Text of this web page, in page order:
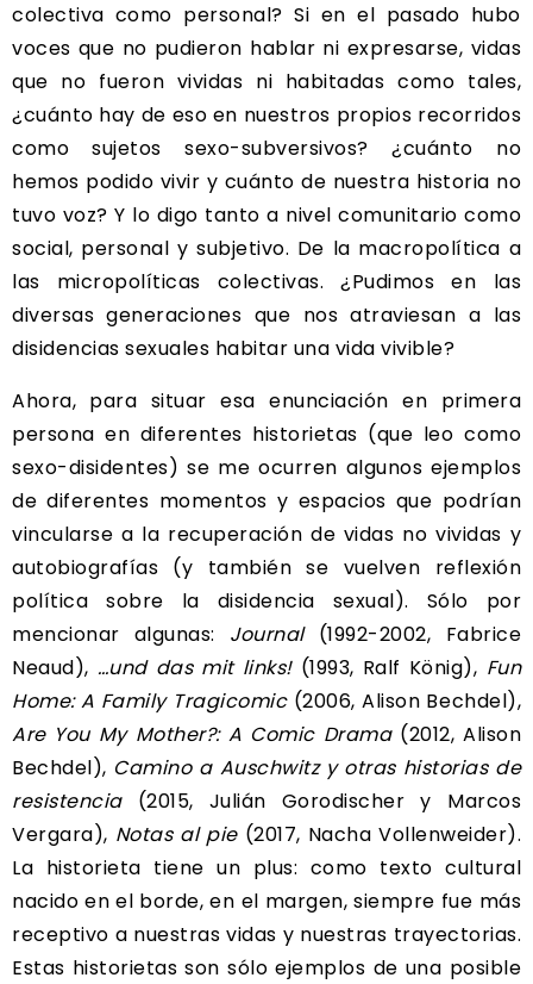
colectiva como personal? Si en el pasado hubo
voces que no pudieron hablar ni expresarse, vidas
que no fueron vividas ni habitadas como tales,
¿cuánto hay de eso en nuestros propios recorridos
como sujetos sexo-subversivos? ¿cuánto no
hemos podido vivir y cuánto de nuestra historia no
tuvo voz? Y lo digo tanto a nivel comunitario como
social, personal y subjetivo. De la macropolítica a
las micropolíticas colectivas. ¿Pudimos en las
diversas generaciones que nos atraviesan a las
disidencias sexuales habitar una vida vivible?
Ahora, para situar esa enunciación en primera
persona en diferentes historietas (que leo como
sexo-disidentes) se me ocurren algunos ejemplos
de diferentes momentos y espacios que podrían
vincularse a la recuperación de vidas no vividas y
autobiografías (y también se vuelven reflexión
política sobre la disidencia sexual). Sólo por
mencionar algunas: Journal(1992-2002, Fabrice
Neaud), …und das mit links! (1993, Ralf König), Fun
Home: A Family Tragicomic(2006, Alison Bechdel),
Are You My Mother?: A Comic Drama(2012, Alison
Bechdel), Camino a Auschwitz y otras historias de
resistencia (2015, Julián Gorodischer y Marcos
Vergara), Notas al pie (2017, Nacha Vollenweider).
La historieta tiene un plus: como texto cultural
nacido en el borde, en el margen, siempre fue más
receptivo a nuestras vidas y nuestras trayectorias.
Estas historietas son sólo ejemplos de una posible